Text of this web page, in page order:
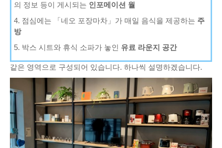
의 정보 등이 게시되는 인포메이션 월
4. 점심에는 「네오 포장마차」가 매일 음식을 제공하는 주
방
5. 박스 시트와 휴식 소파가 놓인 유료 라운지 공간
같은 영역으로 구성되어 있습니다. 하나씩 설명하겠습니다.